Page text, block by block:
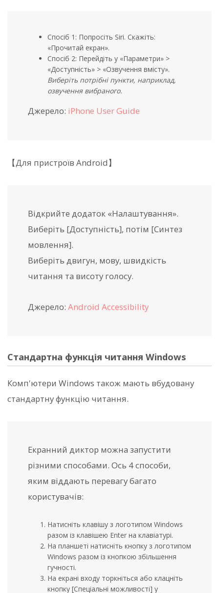
Спосіб 1: Попросіть Siri. Скажіть:
«Прочитай екран».
Спосіб 2: Перейдіть у «Параметри» >
«Доступність» > «Озвучення вмісту».
Виберіть потрібні пункти, наприклад,
озвучення вибраного.
Джерело: iPhone User Guide
【Для пристроїв Android】
Відкрийте додаток «Налаштування».
Виберіть [Доступність], потім [Синтез
мовлення].
Виберіть двигун, мову, швидкість
читання та висоту голосу.
Джерело: Android Accessibility
Стандартна функція читання Windows
Комп'ютери Windows також мають вбудовану
стандартну функцію читання.
Екранний диктор можна запустити
різними способами. Ось 4 способи,
яким віддають перевагу багато
користувачів:
Натисніть клавішу з логотипом Windows
разом із клавішею Enter на клавіатурі.
На планшеті натисніть кнопку з логотипом
Windows разом із кнопкою збільшення
гучності.
На екрані входу торкніться або клацніть
кнопку [Спеціальні можливості] у